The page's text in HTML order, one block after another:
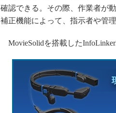
確認できる。その際、作業者が
補正機能によって、指示者や管
MovieSolidを搭載した